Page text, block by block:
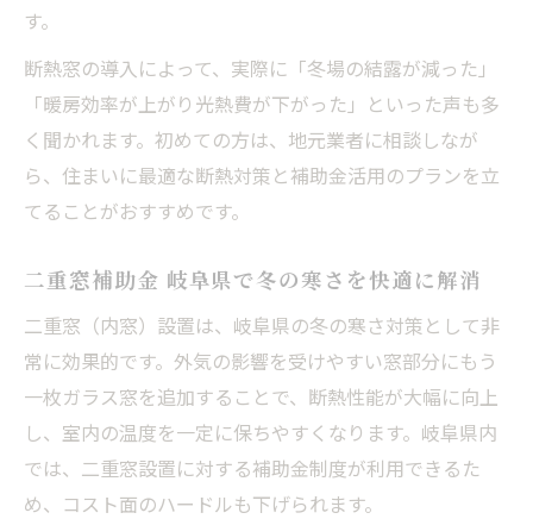
岐阜県岐阜市で補助金を使った耐震リフォ
ームの流れ
二重窓補助金 岐阜県で安全と快適を両立す
る工夫
宅配ボックス 補助金 岐阜の利便性も要注目
実体験に学ぶ岐阜県の補助金利用と安心リフォ
ーム
岐阜県岐阜市で補助金リフォームを選んだ
理由
岐阜県 窓補助金を活かした断熱実例のご紹
す。
断熱窓の導入によって、実際に「冬場の結露が減った」
「暖房効率が上がり光熱費が下がった」といった声も多
く聞かれます。初めての方は、地元業者に相談しなが
ら、住まいに最適な断熱対策と補助金活用のプランを立
てることがおすすめです。
二重窓補助金 岐阜県で冬の寒さを快適に解消
二重窓（内窓）設置は、岐阜県の冬の寒さ対策として非
常に効果的です。外気の影響を受けやすい窓部分にもう
一枚ガラス窓を追加することで、断熱性能が大幅に向上
し、室内の温度を一定に保ちやすくなります。岐阜県内
では、二重窓設置に対する補助金制度が利用できるた
め、コスト面のハードルも下げられます。